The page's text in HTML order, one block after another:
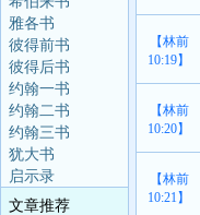
雅各书
彼得前书
彼得后书
约翰一书
约翰二书
约翰三书
犹大书
启示录
文章推荐
【林前
10:19】
【林前
10:20】
【林前
10:21】